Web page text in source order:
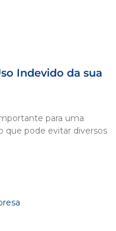
Indevido da sua
para uma
que pode evitar diversos